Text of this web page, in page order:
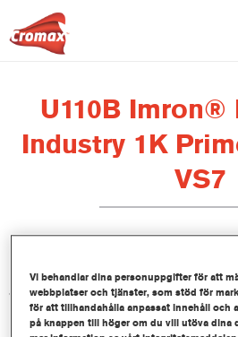
U110B Imron®
Industry 1K
VS7
Imron Fleet Line Industry 1K Primer-
är en 1K primer-surfacer baserad på
innehåller lösningsmedel men inget
Vi behandlar dina personuppgifter för att
webbplatser och tjänster, som stöd för
för att tillhandahålla anpassat innehåll och
på knappen till höger om du vill utöva dina